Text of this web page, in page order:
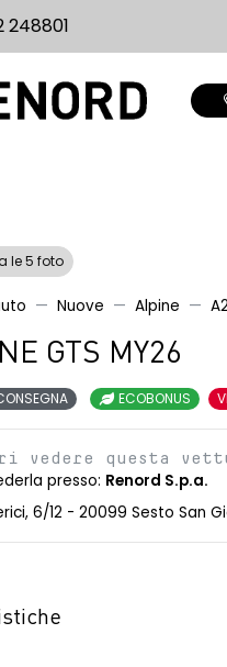
248801
le 5 foto
Nuove Alpine
GTS MY26
ECOBONUS
vedere questa
presso: Renord S.p.a.
6/12 - 20099 Sesto San